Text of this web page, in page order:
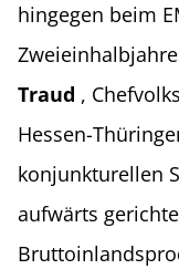
hingegen beim
Traud ,
Hessen-
konjunkturellen
aufwärts